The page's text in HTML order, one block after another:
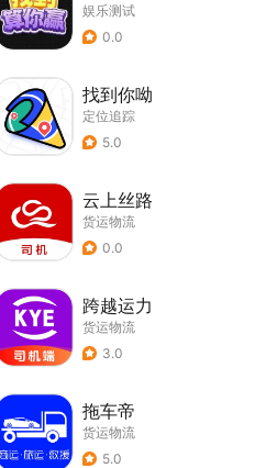
娱乐测试
0.0
找到你呦
定位追踪
5.0
云上丝路
货运物流
0.0
跨越运力
货运物流
3.0
拖车帝
货运物流
5.0